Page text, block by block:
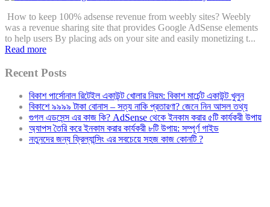
How to keep 100% adsense revenue from weebly sites? Weebly
was a revenue sharing site that provides Google AdSense elements
to help users By placing ads on your site and easily monetizing t...
Read more
Recent Posts
বিকাশ পার্সোনাল রিটেইল একাউন্ট খোলার নিয়ম: বিকাশ মার্চেন্ট একাউন্ট খুলুন
বিকাশে ৯৯৯৯ টাকা বোনাস – সত্য নাকি প্রতারণা? জেনে নিন আসল তথ্য
গুগল এডসেন্স এর কাজ কি? AdSense থেকে ইনকাম করার ৫টি কার্যকরী উপায়
অ্যাপস তৈরি করে ইনকাম করার কার্যকরী ৮টি উপায়: সম্পূর্ণ গাইড
নতুনদের জন্য ফ্রিল্যান্সিং এর সবচেয়ে সহজ কাজ কোনটি ?